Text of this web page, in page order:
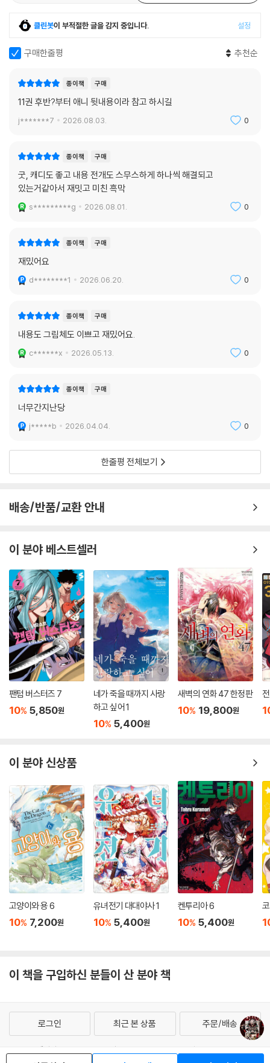
클린봇이 부적절한 글을 감지 중입니다. 설정
구매한줄평 추천순
종이책 구매
11권 후반?부터 애니 뒷내용이라 참고 하시길
j*******7 2026.08.03. 0
종이책 구매
굿, 캐디도 좋고 내용 전개도 스무스하게 하나씩 해결되고
있는거같아서 재밋고 미친 흑막
s*********g 2026.08.01. 0
종이책 구매
재밌어요
d********1 2026.06.20. 0
종이책 구매
내용도 그림체도 이쁘고 재밌어요.
c******x 2026.05.13. 0
종이책 구매
너무간지난당
j*****b 2026.04.04. 0
한줄평 전체보기
배송/반품/교환 안내
이 분야 베스트셀러
팬텀 버스터즈 7
10% 5,850원
네가 죽을 때까지 사랑
하고 싶어 1
10% 5,400원
새벽의 연화 47 한정판
10% 19,800원
이 분야 신상품
고양이와 용 6
10% 7,200원
유녀전기 대대야사 1
10% 5,400원
켄투리아 6
10% 5,400원
이 책을 구입하신 분들이 산 분야 책
로그인 최근 본 상품 주문/배송
고객센터 1544-3800 티켓 1544-6399
중고샵 1566-4295